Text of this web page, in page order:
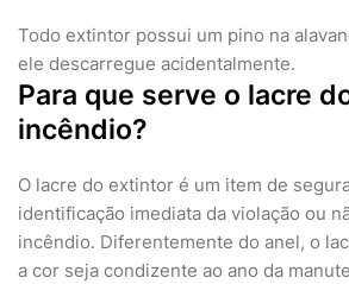
Todo extintor possui um pino na
ele descarregue acidentalmente.
Para que serve o lacre
incêndio?
O lacre do extintor é um item de
identificação imediata da violação ou
incêndio. Diferentemente do anel, o
a cor seja condizente ao ano da